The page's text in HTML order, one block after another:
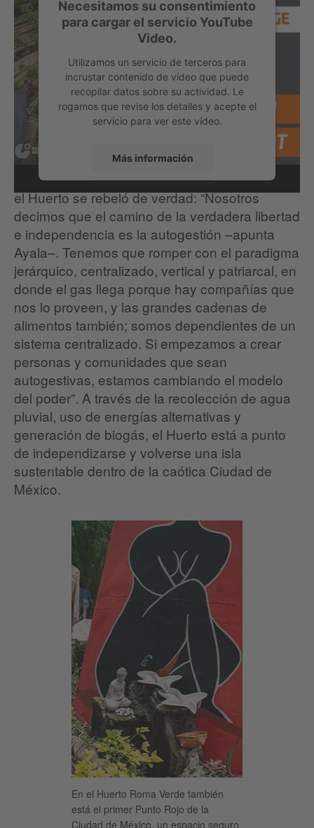
Necesitamos su consentimiento
para cargar el servicio YouTube
Video.
Utilizamos un servicio de terceros para
incrustar contenido de vídeo que puede
recopilar datos sobre su actividad. Le
rogamos que revise los detalles y acepte el
servicio para ver este vídeo.
Más información
Aceptar
Por último, están los servicios y aquí es donde
el Huerto se rebeló de verdad: “Nosotros
decimos que el camino de la verdadera libertad
e independencia es la autogestión –apunta
Ayala–. Tenemos que romper con el paradigma
jerárquico, centralizado, vertical y patriarcal, en
donde el gas llega porque hay compañías que
nos lo proveen, y las grandes cadenas de
alimentos también; somos dependientes de un
sistema centralizado. Si empezamos a crear
personas y comunidades que sean
autogestivas, estamos cambiando el modelo
del poder”. A través de la recolección de agua
pluvial, uso de energías alternativas y
generación de biogás, el Huerto está a punto
de independizarse y volverse una isla
sustentable dentro de la caótica Ciudad de
México.
En el Huerto Roma Verde también
está el primer Punto Rojo de la
Ciudad de México, un espacio seguro